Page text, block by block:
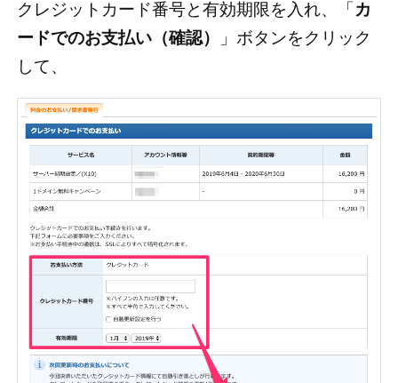
クレジットカード番号と有効期限を入れ、「 カ
ードでのお支払い（確認）
」ボタンをクリック
して、